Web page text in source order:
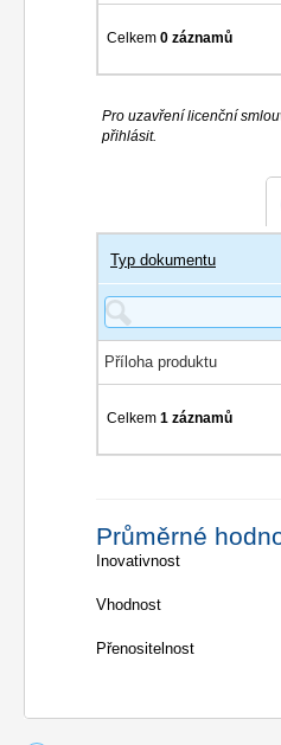
Celkem0 záznamů
Pro uzavření licenční
přihlásit.
Typ dokumentu
Příloha produktu
Celkem1 záznamů
Průměrné
Inovativnost
Vhodnost
Přenositelnost